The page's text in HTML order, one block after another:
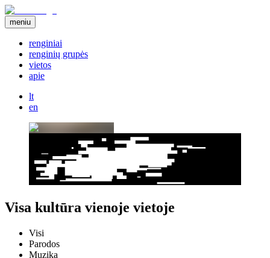
meniu
renginiai
renginių grupės
vietos
apie
lt
en
Visa kultūra vienoje vietoje
Visi
Parodos
Muzika